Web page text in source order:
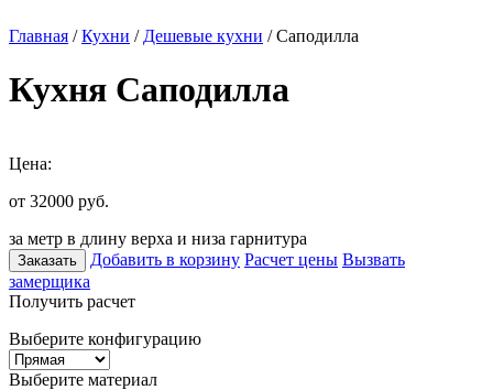
Главная /Кухни / Дешевые кухни / Саподилла
Кухня Саподилла
Цена:
от 32000 руб.
за метр в длину верха и низа гарнитура
Заказать Добавить в корзину Расчет цены Вызвать
замерщика
Получить расчет
Выберите конфигурацию
Выберите материал